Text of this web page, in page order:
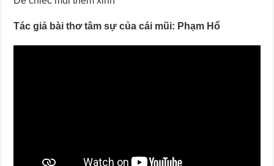
Tác giả bài thơ tâm sự của cái mũi: Phạm Hổ